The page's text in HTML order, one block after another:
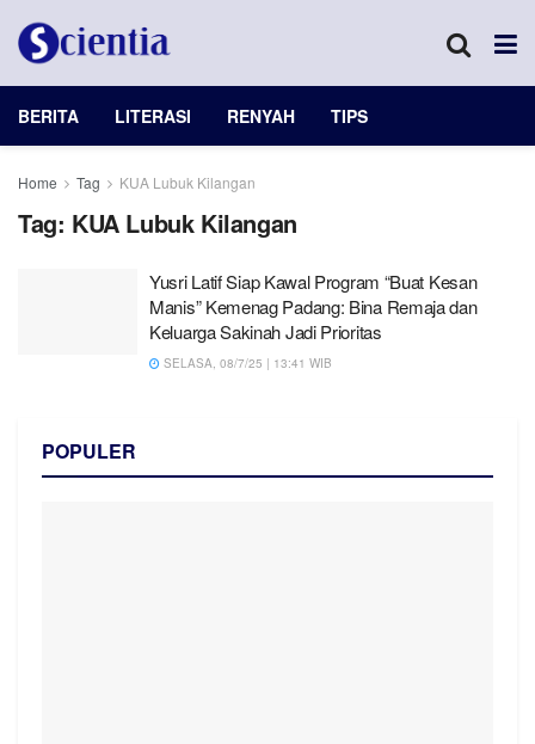
BERITA LITERASI RENYAH TIPS
Home Tag KUA Lubuk Kilangan
Tag: KUA Lubuk Kilangan
Yusri Latif Siap Kawal Program “Buat Kesan
Manis” Kemenag Padang: Bina Remaja dan
Keluarga Sakinah Jadi Prioritas
SELASA, 08/7/25 | 13:41 WIB
POPULER